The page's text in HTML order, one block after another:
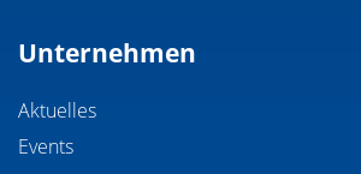
Unternehmen
Aktuelles
Events